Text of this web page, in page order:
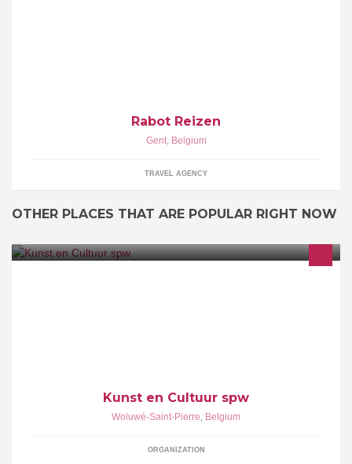
Rabot Reizen
Gent, Belgium
TRAVEL AGENCY
OTHER PLACES THAT ARE POPULAR RIGHT NOW
Kunst en Cultuur spw
Woluwé-Saint-Pierre, Belgium
ORGANIZATION